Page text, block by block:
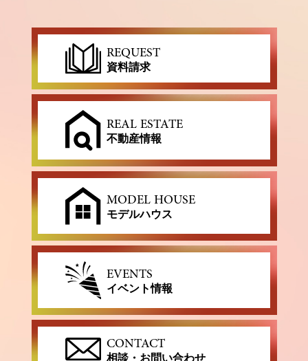
REQUEST
資料請求
REAL ESTATE
不動産情報
MODEL HOUSE
モデルハウス
EVENTS
イベント情報
CONTACT
相談・お問い合わせ